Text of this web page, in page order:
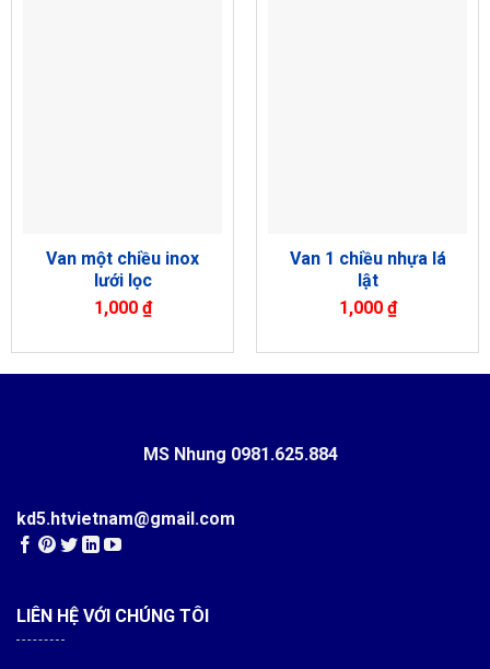
Van một chiều inox
lưới lọc
1,000 ₫
Van 1 chiều nhựa lá
lật
1,000 ₫
MS Nhung 0981.625.884
kd5.htvietnam@gmail.com
LIÊN HỆ VỚI CHÚNG TÔI